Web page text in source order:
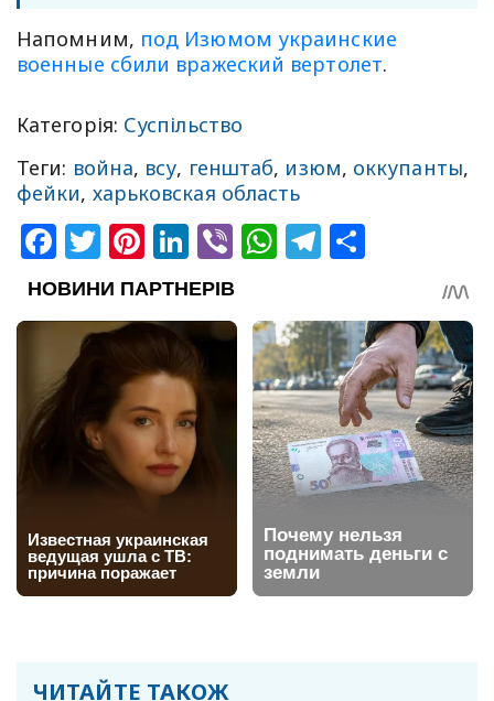
Напомним, под Изюмом украинские
военные сбили вражеский вертолет.
Категорія: Суспільство
Теги: война, всу, генштаб, изюм, оккупанты,
фейки, харьковская область
Facebook
Twitter
Pinterest
LinkedIn
ViberWhatsApp
Telegram
ЧИТАЙТЕ ТАКОЖ